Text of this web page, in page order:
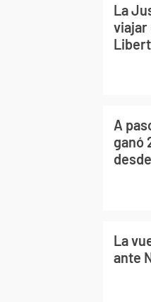
La
viajar
A
ganó
La
ante